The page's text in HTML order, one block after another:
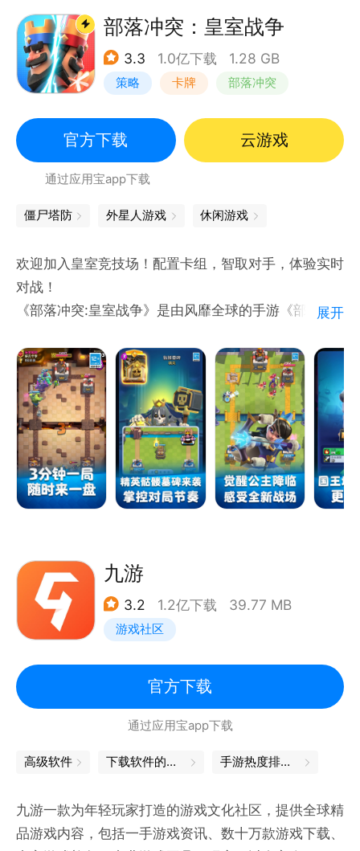
部落冲突：皇室战争
3.3 1.0亿下载 1.28 GB
策略 卡牌 部落冲突
官方下载 云游戏
通过应用宝app下载
僵尸塔防 外星人游戏 休闲游戏
欢迎加入皇室竞技场！配置卡组，智取对手，体验实时
对战！
《部落冲突:皇室战争》是由风靡全球的手游《部落冲
所钟爱的《部落冲突》中的各色人物以及皇室新成员
们。在游戏中，配置多样卡组，玩转深度策略，在竞技
场中开启热血对战！精准部署卡牌，摧毁对手的国王塔
和公主塔，体验策略致胜的快节奏对决。如果你也喜欢
卡牌对战，喜欢快节奏的策略玩法，就赶快加入我们，
一起畅享策略竞技盛宴吧！
展开
九游
3.2 1.2亿下载 39.77 MB
游戏社区
官方下载
通过应用宝app下载
高级软件 下载软件的软件 手游热度排行榜
九游一款为年轻玩家打造的游戏文化社区，提供全球精
品游戏内容，包括一手游戏资讯、数十万款游戏下载、